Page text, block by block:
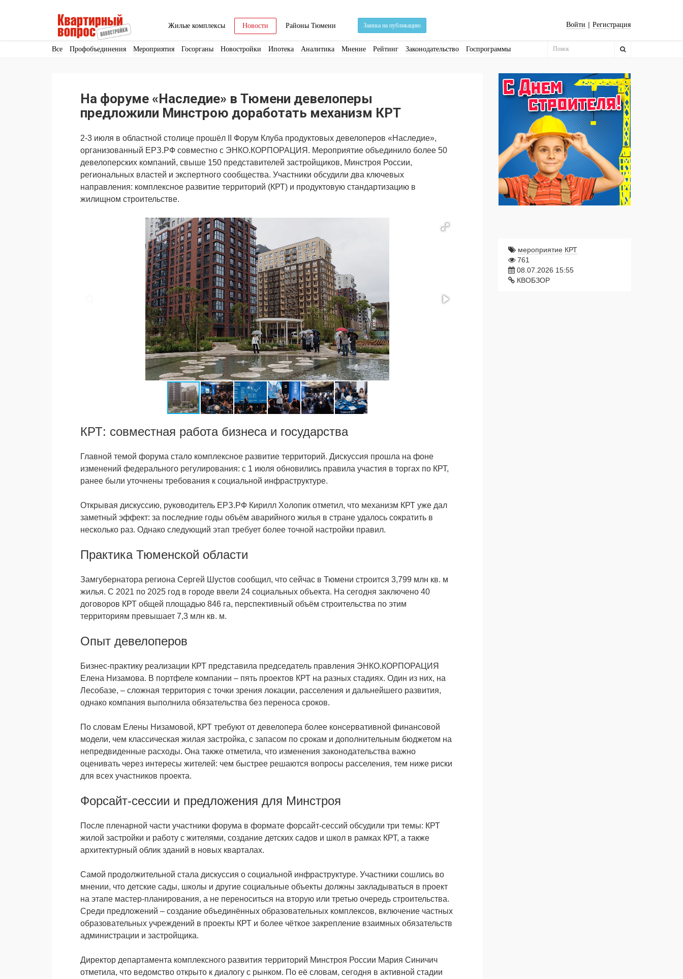
Жилые комплексы Новости Районы Тюмени Заявка на публикацию Войти | Регистрация
Все Профобъединения Мероприятия Госорганы Новостройки Ипотека Аналитика Мнение Рейтинг Законодательство Госпрограммы
На форуме «Наследие» в Тюмени девелоперы
предложили Минстрою доработать механизм КРТ
2-3 июля в областной столице прошёл II Форум Клуба продуктовых девелоперов «Наследие»,
организованный ЕРЗ.РФ совместно с ЭНКО.КОРПОРАЦИЯ. Мероприятие объединило более 50
девелоперских компаний, свыше 150 представителей застройщиков, Минстроя России,
региональных властей и экспертного сообщества. Участники обсудили два ключевых
направления: комплексное развитие территорий (КРТ) и продуктовую стандартизацию в
жилищном строительстве.
КРТ: совместная работа бизнеса и государства
Главной темой форума стало комплексное развитие территорий. Дискуссия прошла на фоне
изменений федерального регулирования: с 1 июля обновились правила участия в торгах по КРТ,
ранее были уточнены требования к социальной инфраструктуре.
Открывая дискуссию, руководитель ЕРЗ.РФ Кирилл Холопик отметил, что механизм КРТ уже дал
заметный эффект: за последние годы объём аварийного жилья в стране удалось сократить в
несколько раз. Однако следующий этап требует более точной настройки правил.
Практика Тюменской области
Замгубернатора региона Сергей Шустов сообщил, что сейчас в Тюмени строится 3,799 млн кв. м
жилья. С 2021 по 2025 год в городе ввели 24 социальных объекта. На сегодня заключено 40
договоров КРТ общей площадью 846 га, перспективный объём строительства по этим
территориям превышает 7,3 млн кв. м.
Опыт девелоперов
Бизнес-практику реализации КРТ представила председатель правления ЭНКО.КОРПОРАЦИЯ
Елена Низамова. В портфеле компании – пять проектов КРТ на разных стадиях. Один из них, на
Лесобазе, – сложная территория с точки зрения локации, расселения и дальнейшего развития,
однако компания выполнила обязательства без переноса сроков.
По словам Елены Низамовой, КРТ требуют от девелопера более консервативной финансовой
модели, чем классическая жилая застройка, с запасом по срокам и дополнительным бюджетом на
непредвиденные расходы. Она также отметила, что изменения законодательства важно
оценивать через интересы жителей: чем быстрее решаются вопросы расселения, тем ниже риски
для всех участников проекта.
Форсайт-сессии и предложения для Минстроя
После пленарной части участники форума в формате форсайт-сессий обсудили три темы: КРТ
жилой застройки и работу с жителями, создание детских садов и школ в рамках КРТ, а также
архитектурный облик зданий в новых кварталах.
Самой продолжительной стала дискуссия о социальной инфраструктуре. Участники сошлись во
мнении, что детские сады, школы и другие социальные объекты должны закладываться в проект
на этапе мастер-планирования, а не переноситься на вторую или третью очередь строительства.
Среди предложений – создание объединённых образовательных комплексов, включение частных
образовательных учреждений в проекты КРТ и более чёткое закрепление взаимных обязательств
администрации и застройщика.
Директор департамента комплексного развития территорий Минстроя России Мария Синичич
отметила, что ведомство открыто к диалогу с рынком. По её словам, сегодня в активной стадии
мероприятие КРТ
761
08.07.2026 15:55
КВОБЗОР